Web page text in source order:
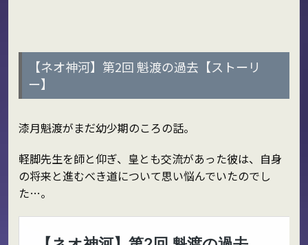
【ネオ神河】第2回 魁渡の過去【ストーリ
ー】
漆月魁渡がまだ幼少期のころの話。
軽脚先生を師と仰ぎ、皇とも交流があった彼は、自身
の将来と進むべき道について思い悩んでいたのでし
た…。